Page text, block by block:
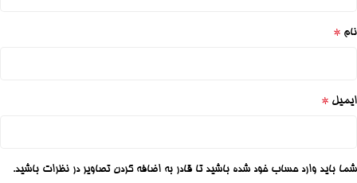
نام *
ایمیل *
شما باید وارد حساب خود شده باشید تا قادر به اضافه کردن تصاویر در نظرات باشید.